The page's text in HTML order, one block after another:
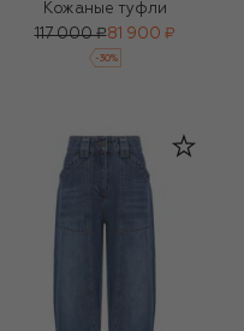
Кожаные туфли
117 000 ₽81 900 ₽
-30%